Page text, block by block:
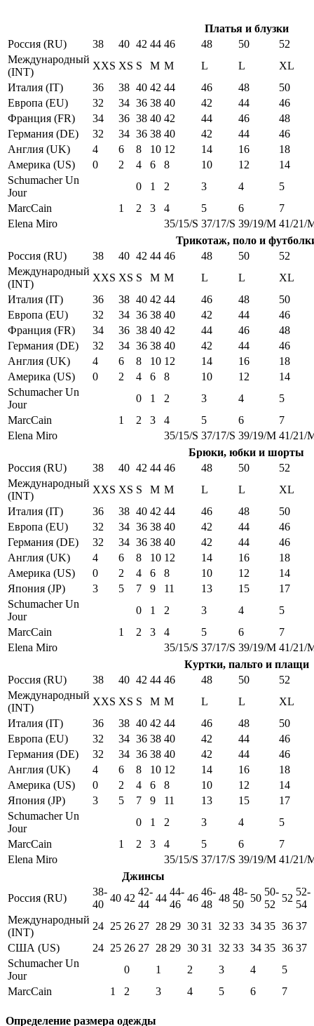
Платья и блузки
Россия (RU)
38 40 42 44 46 48 50
52
Международный
(INT)
XXS XS S M M L L
XL
Италия (IT)
36 38 40 42 44 46 48
50
Европа (EU)
32 34 36 38 40 42 44
46
Франция (FR)
34 36 38 40 42 44 46
48
Германия (DE)
32 34 36 38 40 42 44
46
Англия (UK)
4 6 8 10 12 14 16
18
Америка (US)
0 2 4 6 8 10 12
14
Schumacher Un
Jour
0 1 2 3 4
5
MarcCain
1 2 3 4 5 6
7
Elena Miro
35/15/S 37/17/S 39/19/M 41/21/
Трикотаж, поло и
Россия (RU)
38 40 42 44 46 48 50
52
Международный
(INT)
XXS XS S M M L L
XL
Италия (IT)
36 38 40 42 44 46 48
50
Европа (EU)
32 34 36 38 40 42 44
46
Франция (FR)
34 36 38 40 42 44 46
48
Германия (DE)
32 34 36 38 40 42 44
46
Англия (UK)
4 6 8 10 12 14 16
18
Америка (US)
0 2 4 6 8 10 12
14
Schumacher Un
Jour
0 1 2 3 4
5
MarcCain
1 2 3 4 5 6
7
Elena Miro
35/15/S 37/17/S 39/19/M 41/21/
Брюки, юбки и шорты
Россия (RU)
38 40 42 44 46 48 50
52
Международный
(INT)
XXS XS S M M L L
XL
Италия (IT)
36 38 40 42 44 46 48
50
Европа (EU)
32 34 36 38 40 42 44
46
Германия (DE)
32 34 36 38 40 42 44
46
Англия (UK)
4 6 8 10 12 14 16
18
Америка (US)
0 2 4 6 8 10 12
14
Япония (JP)
3 5 7 9 11 13 15
17
Schumacher Un
Jour
0 1 2 3 4
5
MarcCain
1 2 3 4 5 6
7
Elena Miro
35/15/S 37/17/S 39/19/M 41/21/
Куртки, пальто и плащи
Россия (RU)
38 40 42 44 46 48 50
52
Международный
(INT)
XXS XS S M M L L
XL
Италия (IT)
36 38 40 42 44 46 48
50
Европа (EU)
32 34 36 38 40 42 44
46
Германия (DE)
32 34 36 38 40 42 44
46
Англия (UK)
4 6 8 10 12 14 16
18
Америка (US)
0 2 4 6 8 10 12
14
Япония (JP)
3 5 7 9 11 13 15
17
Schumacher Un
Jour
0 1 2 3 4
5
MarcCain
1 2 3 4 5 6
7
Elena Miro
35/15/S 37/17/S 39/19/M 41/21/
Джинсы
Россия (RU)
38-
40
40 42
42-
44
44
44-
46
46
46-
48
48
48-
50
50
50-
52
52
52-
54
Международный
(INT)
24 25 26 27 28 29 30 31 32 33 34 35 36 37
США (US)
24 25 26 27 28 29 30 31 32 33 34 35 36 37
Schumacher Un
Jour
0 1 2 3 4
5
MarcCain
1 2 3 4 5 6 7
Определение размера одежды